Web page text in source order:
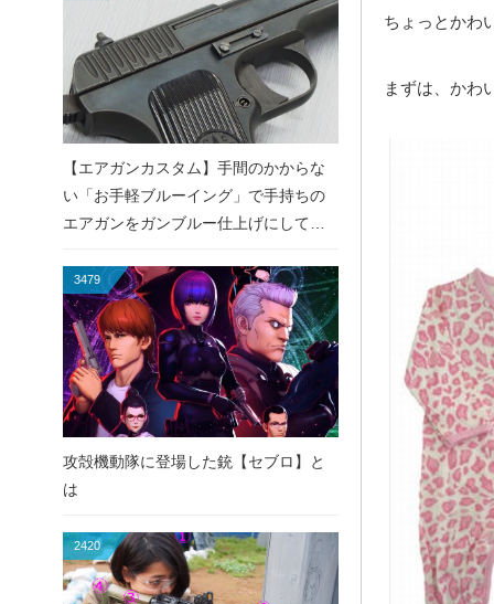
ちょっとかわ
まずは、かわ
【エアガンカスタム】手間のかからな
い「お手軽ブルーイング」で手持ちの
エアガンをガンブルー仕上げにしてみ
3479
攻殻機動隊に登場した銃【セブロ】と
は
2420